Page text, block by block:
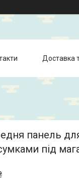
Доставка
панель
під